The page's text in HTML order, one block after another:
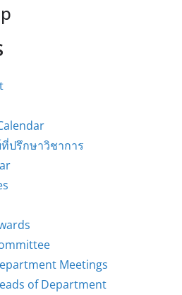
ปรึกษาวิชาการ
Meetings
of Department